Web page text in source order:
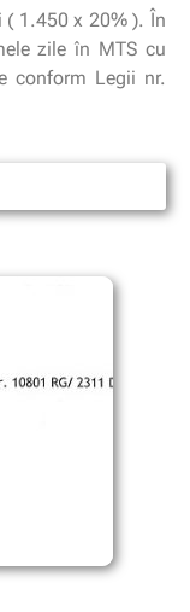
( 1.450 x 20% ). În
zile în MTS cu
conform Legii nr.